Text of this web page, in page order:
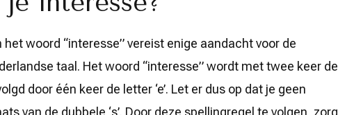
woord “interesse” vereist enige aandacht voor de
taal. Het woord “interesse” wordt met twee keer de
door één keer de letter ‘e’. Let er dus op dat je geen
van de dubbele ‘s’. Door deze spellingregel te volgen, zorg